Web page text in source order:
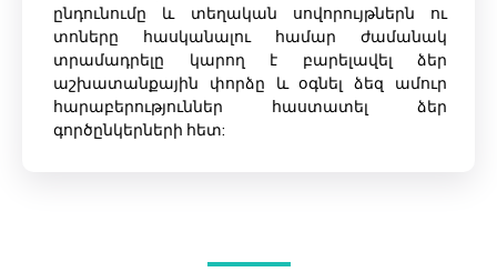
ընդունումը և տեղական սովորույթներն ու
տոները հասկանալու համար ժամանակ
տրամադրելը կարող է բարելավել ձեր
աշխատանքային փորձը և օգնել ձեզ ամուր
հարաբերություններ հաստատել ձեր
գործընկերների հետ: